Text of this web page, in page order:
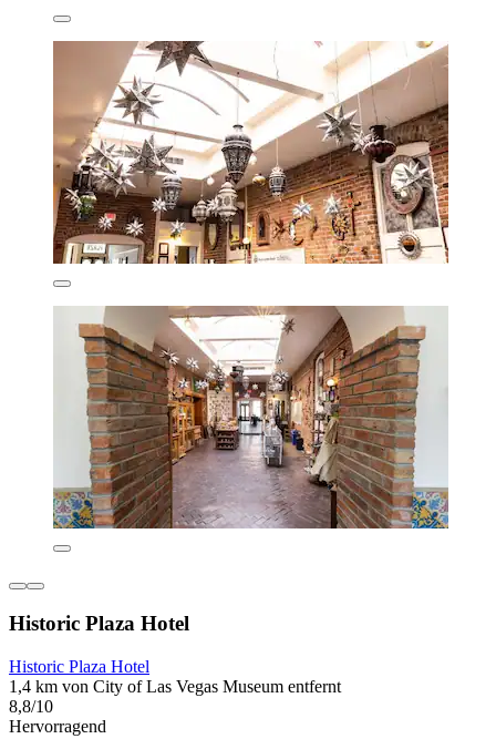
Historic Plaza Hotel
Historic Plaza Hotel
1,4 km von City of Las Vegas Museum entfernt
8,8/10
Hervorragend